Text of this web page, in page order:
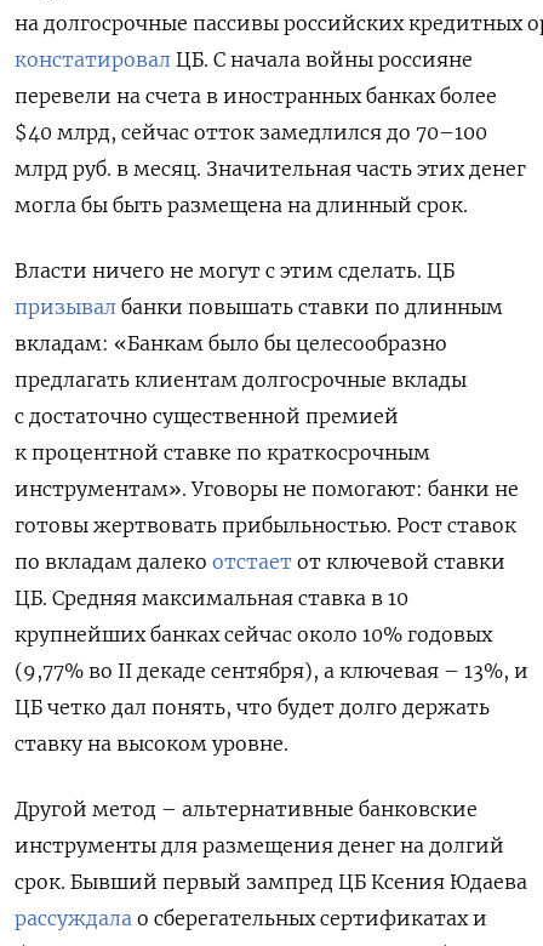
на долгосрочные пассивы российских кредитных
констатировал ЦБ. С начала войны россияне
перевели на счета в иностранных банках более
$40 млрд, сейчас отток замедлился до 70–100
млрд руб. в месяц. Значительная часть этих денег
могла бы быть размещена на длинный срок.
Власти ничего не могут с этим сделать. ЦБ
призывал банки повышать ставки по длинным
вкладам: «Банкам было бы целесообразно
предлагать клиентам долгосрочные вклады
с достаточно существенной премией
к процентной ставке по краткосрочным
инструментам». Уговоры не помогают: банки не
готовы жертвовать прибыльностью. Рост ставок
по вкладам далеко отстает от ключевой ставки
ЦБ. Средняя максимальная ставка в 10
крупнейших банках сейчас около 10% годовых
(9,77% во II декаде сентября), а ключевая – 13%, и
ЦБ четко дал понять, что будет долго держать
ставку на высоком уровне.
Другой метод – альтернативные банковские
инструменты для размещения денег на долгий
срок. Бывший первый зампред ЦБ Ксения Юдаева
рассуждала о сберегательных сертификатах и